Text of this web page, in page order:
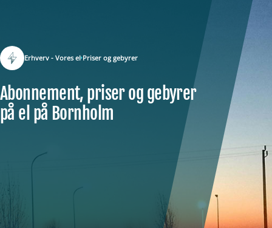
Erhverv - Vores el Priser og gebyrer
Abonnement, priser og gebyrer
på el på Bornholm